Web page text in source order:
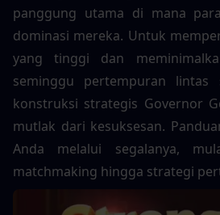
panggung utama di mana
dominasi mereka. Untuk
yang tinggi dan
seminggu pertempuran lintas
konstruksi strategis Governor
mutlak dari kesuksesan.
Anda melalui segalanya,
matchmaking hingga strategi